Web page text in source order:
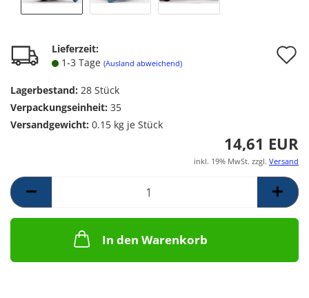
Lieferzeit:
1-3 Tage (Ausland abweichend)
Lagerbestand: 28 Stück
Verpackungseinheit: 35
Versandgewicht: 0.15 kg je Stück
14,61 EUR
inkl. 19% MwSt. zzgl. Versand
In den Warenkorb